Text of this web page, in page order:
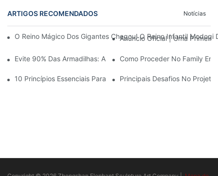
ARTIGOS RECOMENDADOS Notícias
O Reino Mágico Dos Gigantes Chegou! O Reino Infantil
Anúncio Oficial | Uma
Evite 90% Das Armadilhas: Ao Investir Em Um Centro
Como Proceder No Family
10 Princípios Essenciais Para O Sucesso No Design De
Principais Desafios No